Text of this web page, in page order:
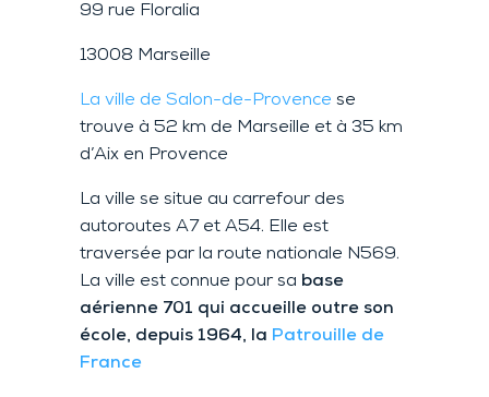
99 rue Floralia
13008 Marseille
La ville de Salon-de-Provence se
trouve à 52 km de Marseille et à 35 km
d’Aix en Provence
La ville se situe au carrefour des
autoroutes A7 et A54. Elle est
traversée par la route nationale N569.
La ville est connue pour sa base
aérienne 701 qui accueille outre son
école, depuis 1964, la Patrouille de
France